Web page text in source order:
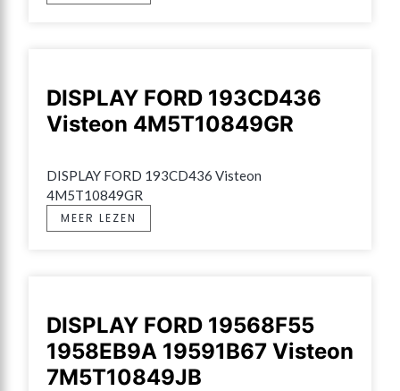
DISPLAY FORD 193CD436
Visteon 4M5T10849GR
DISPLAY FORD 193CD436 Visteon
4M5T10849GR
MEER LEZEN
DISPLAY FORD 19568F55
1958EB9A 19591B67 Visteon
7M5T10849JB